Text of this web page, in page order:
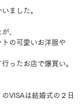
ました。
、
の可愛いお洋服や
ったお店で爆買い。
VISAは結婚式の２日